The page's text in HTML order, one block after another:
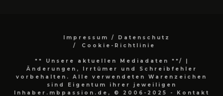
Impressum / Datenschutz
Cookie-Richtlinie
** Unsere aktuellen Mediadaten **/
|
Änderungen, Irrtümer und Schreibfehler
vorbehalten. Alle verwendeten Warenzeichen
sind Eigentum ihrer jeweiligen
Inhaber.mbpassion.de, © 2006-2025 - Kontakt